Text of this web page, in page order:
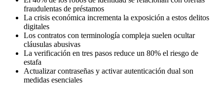
fraudulentas de préstamos
La crisis económica incrementa la exposición a estos delitos
digitales
Los contratos con terminología compleja suelen ocultar
cláusulas abusivas
La verificación en tres pasos reduce un 80% el riesgo de
estafa
Actualizar contraseñas y activar autenticación dual son
medidas esenciales